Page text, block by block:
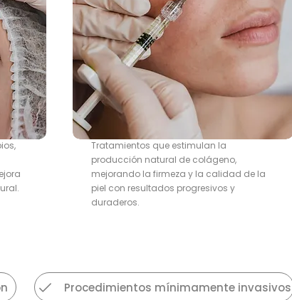
Tratamientos que estimulan la
producción natural de colágeno,
mejorando la firmeza y la calidad de la
piel con resultados progresivos y
duraderos.
Procedimientos mínimamente invasivos